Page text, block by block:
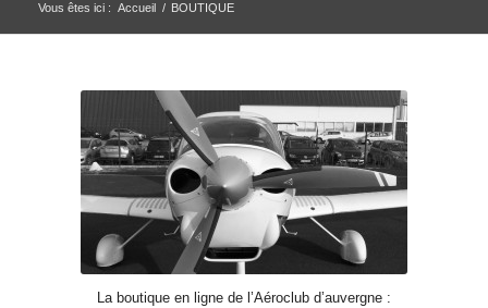
Vous êtes ici : Accueil / BOUTIQUE
La boutique en ligne de l’Aéroclub d’auvergne :